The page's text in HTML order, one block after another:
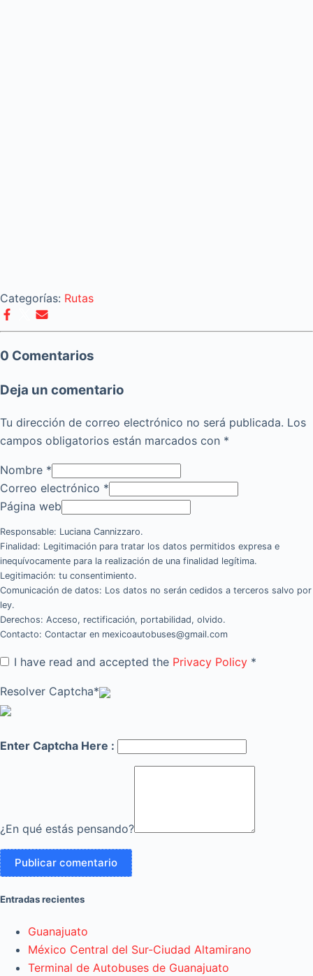
Categorías: Rutas
0 Comentarios
Deja un comentario
Tu dirección de correo electrónico no será publicada. Los
campos obligatorios están marcados con *
Nombre *
Correo electrónico *
Página web
Responsable: Luciana Cannizzaro.
Finalidad: Legitimación para tratar los datos permitidos expresa e
inequívocamente para la realización de una finalidad legítima.
Legitimación: tu consentimiento.
Comunicación de datos: Los datos no serán cedidos a terceros salvo por
ley.
Derechos: Acceso, rectificación, portabilidad, olvido.
Contacto: Contactar en mexicoautobuses@gmail.com
I have read and accepted the Privacy Policy *
Resolver Captcha*
Enter Captcha Here :
¿En qué estás pensando?
Entradas recientes
Guanajuato
México Central del Sur-Ciudad Altamirano
Terminal de Autobuses de Guanajuato